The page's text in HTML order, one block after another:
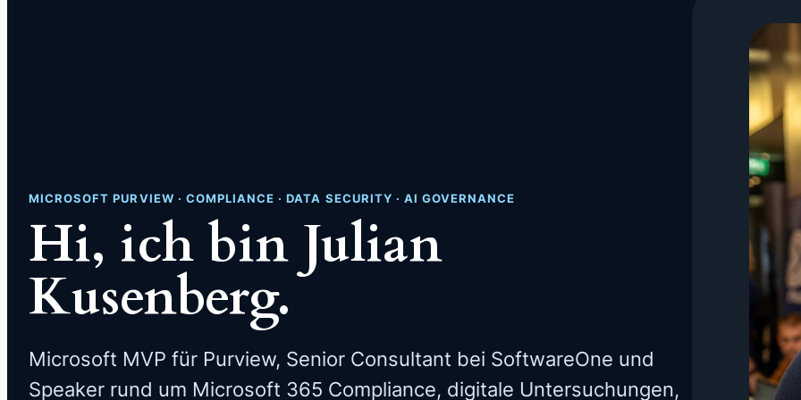
MICROSOFT PURVIEW · COMPLIANCE · DATA SECURITY · AI GOVERNANCE
Hi, ich bin Julian
Kusenberg.
Microsoft MVP für Purview, Senior Consultant bei SoftwareOne und
Speaker rund um Microsoft 365 Compliance, digitale Untersuchungen,